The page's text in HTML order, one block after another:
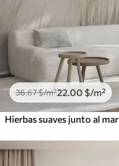
36.67$/m²22 .00 $/m²
Hierbas suaves junto al mar